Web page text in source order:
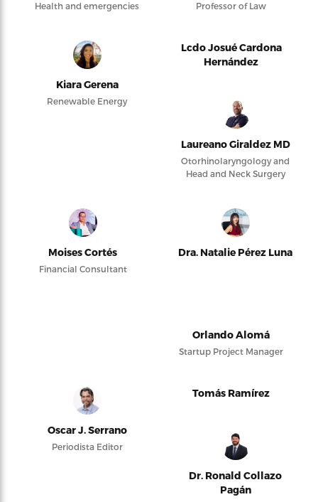
Health and emergencies Professor of Law
Kiara Gerena
Renewable Energy
Lcdo Josué Cardona
Hernández
Laureano Giraldez MD
Otorhinolaryngology and
Head and Neck Surgery
Moises Cortés
Financial Consultant
Dra. Natalie Pérez Luna
Orlando Alomá
Startup Project Manager
Oscar J. Serrano
Periodista Editor
Tomás Ramírez
Dr. Ronald Collazo
Pagán